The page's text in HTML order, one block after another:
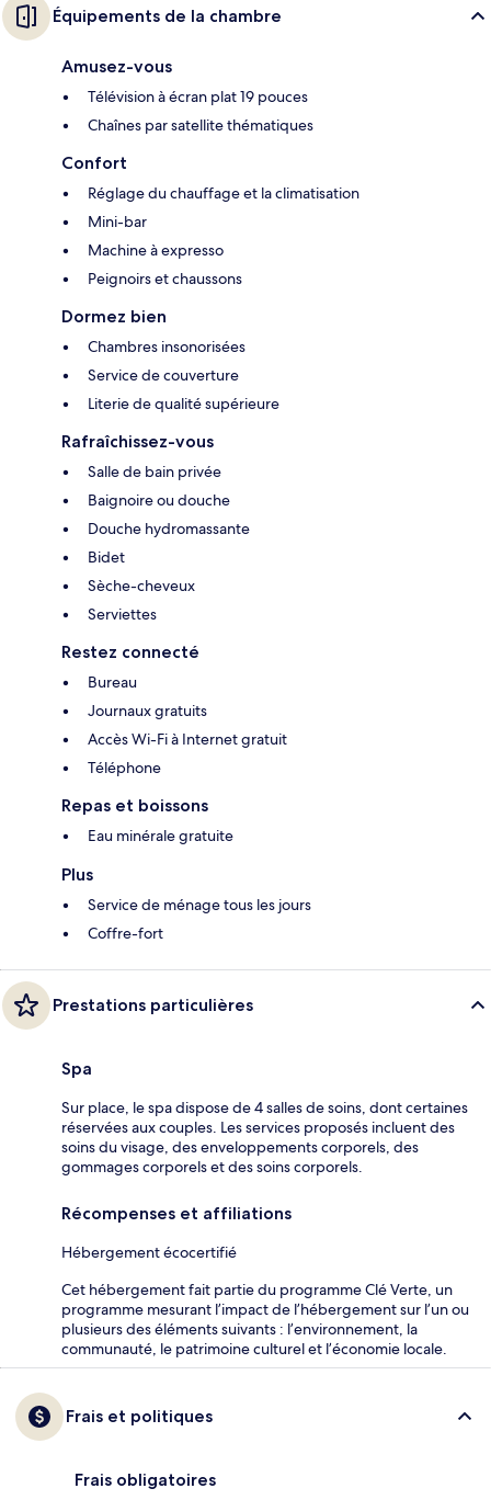
Équipements de la chambre
Amusez-vous
Télévision à écran plat 19 pouces
Chaînes par satellite thématiques
Confort
Réglage du chauffage et la climatisation
Mini-bar
Machine à expresso
Peignoirs et chaussons
Dormez bien
Chambres insonorisées
Service de couverture
Literie de qualité supérieure
Rafraîchissez-vous
Salle de bain privée
Baignoire ou douche
Douche hydromassante
Bidet
Sèche-cheveux
Serviettes
Restez connecté
Bureau
Journaux gratuits
Accès Wi-Fi à Internet gratuit
Téléphone
Repas et boissons
Eau minérale gratuite
Plus
Service de ménage tous les jours
Coffre-fort
Prestations particulières
Spa
Sur place, le spa dispose de 4 salles de soins, dont certaines
réservées aux couples. Les services proposés incluent des
soins du visage, des enveloppements corporels, des
gommages corporels et des soins corporels.
Récompenses et affiliations
Hébergement écocertifié
Cet hébergement fait partie du programme Clé Verte, un
programme mesurant l’impact de l’hébergement sur l’un ou
plusieurs des éléments suivants : l’environnement, la
communauté, le patrimoine culturel et l’économie locale.
Frais et politiques
Frais obligatoires